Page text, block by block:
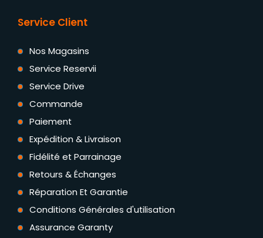
Service Client
Nos Magasins
Service Reservii
Service Drive
Commande
Paiement
Expédition & Livraison
Fidélité et Parrainage
Retours & Échanges
Réparation Et Garantie
Conditions Générales d'utilisation
Assurance Garanty